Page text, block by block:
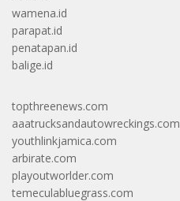
wamena.id
parapat.id
penatapan.id
balige.id
topthreenews.com
aaatrucksandautowreckings.com
youthlinkjamica.com
arbirate.com
playoutworlder.com
temeculabluegrass.com